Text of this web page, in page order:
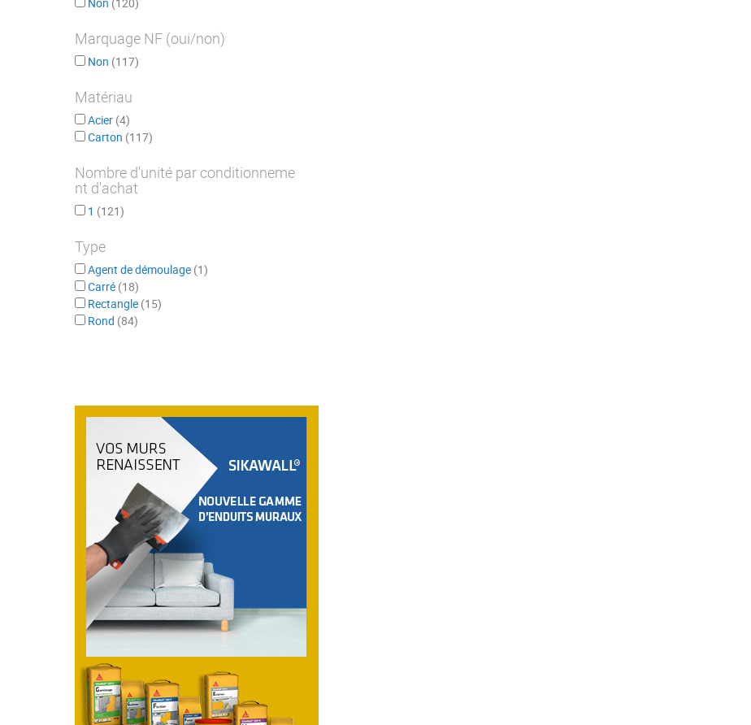
Marquage NF (oui/non)
Non 117
Matériau
Acier 4
Carton 117
Nombre d'unité par conditionneme
nt d'achat
1 121
Type
Agent de démoulage 1
Carré 18
Rectangle 15
Rond 84